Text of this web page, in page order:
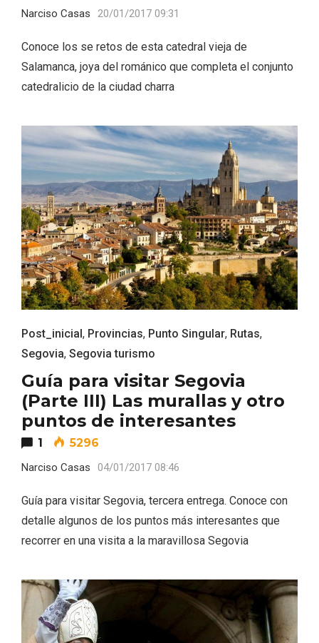
Narciso Casas 20/01/2017 09:31
Conoce los se retos de esta catedral vieja de
Salamanca, joya del románico que completa el conjunto
catedralicio de la ciudad charra
Post_inicial, Provincias, Punto Singular, Rutas,
Segovia, Segovia turismo
Guía para visitar Segovia
(Parte III) Las murallas y otro
puntos de interesantes
1 5296
Narciso Casas 04/01/2017 08:46
Guía para visitar Segovia, tercera entrega. Conoce con
detalle algunos de los puntos más interesantes que
recorrer en una visita a la maravillosa Segovia
Enoturismo visitando la Bodega Museo
La Olmilla, en Peñafiel
Paseo nocturno por Valladolid